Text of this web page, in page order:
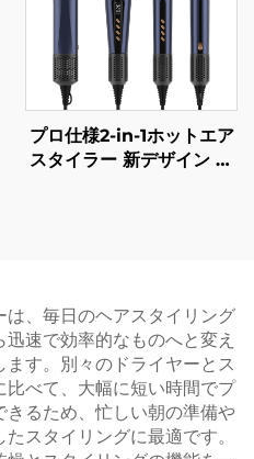
プロ仕様2-in-1ホットエア
スタイラー 新デザイン フ
、毎日のヘアスタイリング
速で効率的なものへと変え
す。別々のドライヤーとス
比べて、大幅に短い時間でプ
きるため、忙しい朝の準備や
スタイリングに最適です。